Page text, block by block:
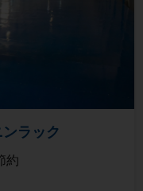
ラック
約